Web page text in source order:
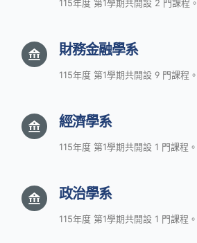
115年度 第1學期共開設 2 門課程。
財務金融學系
115年度 第1學期共開設 9 門課程。
經濟學系
115年度 第1學期共開設 1 門課程。
政治學系
115年度 第1學期共開設 1 門課程。